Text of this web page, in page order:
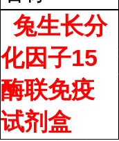
兔生长分
化因子15
酶联免疫
试剂盒